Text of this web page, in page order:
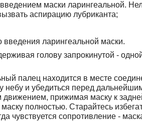
маски ларингеальной.
аспирацию лубриканта;
введения ларингеальной маски.
голову запрокинутой -
палец находится в месте
небу и убедиться перед
движением, прижимая маску к
полностью. Старайтесь
чувствуется сопротивление -